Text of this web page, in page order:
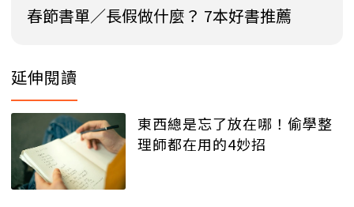
春節書單／長假做什麼？ 7本好書推薦
延伸閱讀
東西總是忘了放在哪！偷學整
理師都在用的4妙招